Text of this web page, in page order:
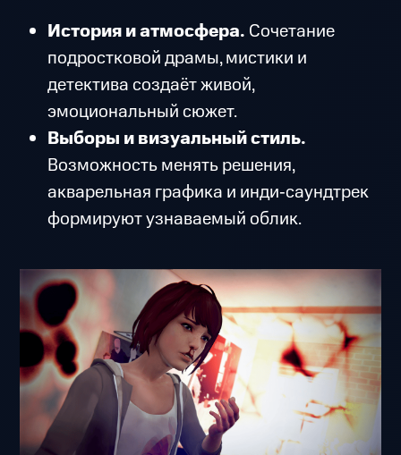
История и атмосфера. Сочетание
подростковой драмы, мистики и
детектива создаёт живой,
эмоциональный сюжет.
Выборы и визуальный стиль.
Возможность менять решения,
акварельная графика и инди‑саундтрек
формируют узнаваемый облик.